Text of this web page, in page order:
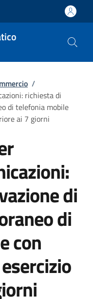
/
richiesta di
di telefonia mobile
ai 7 giorni
di
di
con